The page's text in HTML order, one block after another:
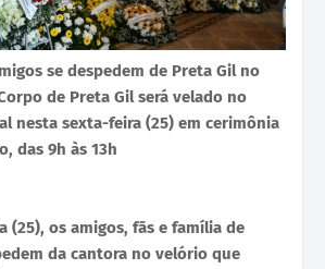
se despedem de Preta Gil no
de Preta Gil será velado no
nesta sexta-feira (25) em cerimônia
das 9h às 13h
(25), os amigos, fãs e família de
da cantora no velório que